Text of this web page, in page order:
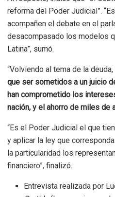
reforma del Poder Judicial”.
acompañen el debate en el
desacompasado los modelos
Latina”, sumó.
“Volviendo al tema de la deuda,
que ser sometidos a un juicio
han comprometido los
nación, y el ahorro de miles de
“Es el Poder Judicial el que
y aplicar la ley que
la particularidad los
financiero”, finalizó.
Entrevista realizada por